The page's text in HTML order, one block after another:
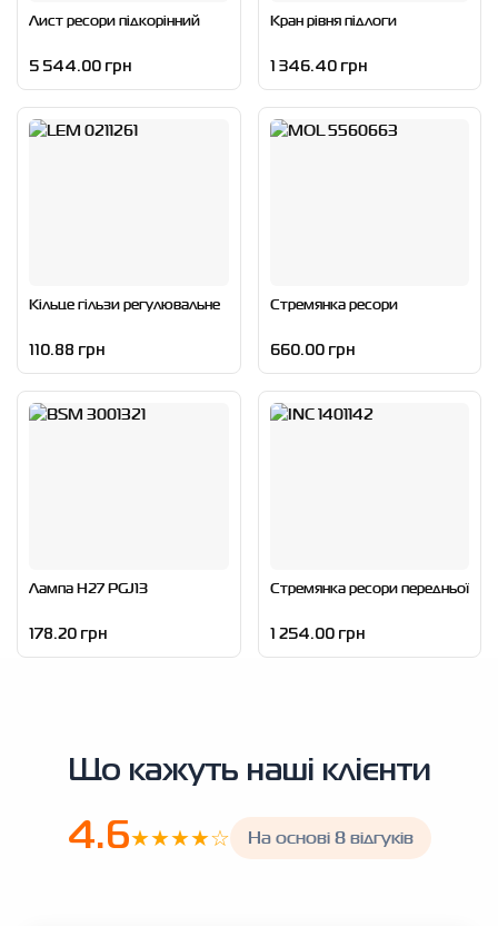
Лист ресори підкорінний
5 544.00 грн
Кран рівня підлоги
1 346.40 грн
Кільце гільзи регулювальне
110.88 грн
Стремянка ресори
660.00 грн
Лампа H27 PGJ13
178.20 грн
Стремянка ресори передньої
1 254.00 грн
Що кажуть наші клієнти
4.6★★★★☆ На основі 8 відгуків